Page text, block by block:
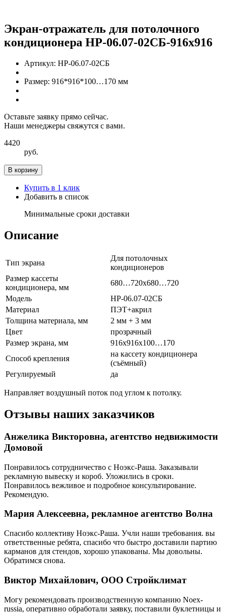
Экран-отражатель для потолочного
кондиционера НР-06.07-02СБ-916х916
Артикул: НР-06.07-02СБ
Размер: 916*916*100…170 мм
Оставьте заявку прямо сейчас.
Наши менеджеры свяжутся с вами.
4420
руб.
В корзину
Купить в 1 клик
Добавить в список
Минимальные сроки доставки
Описание
Тип экрана
Для потолочных
кондиционеров
Размер кассеты
кондиционера, мм
680…720х680…720
Модель
НР-06.07-02СБ
Материал
ПЭТ+акрил
Толщина материала, мм
2 мм + 3 мм
Цвет
прозрачный
Размер экрана, мм
916х916х100…170
Способ крепления
на кассету кондиционера
(съёмный)
Регулируемый
да
Направляет воздушный поток под углом к потолку.
Отзывы наших заказчиков
Анжелика Викторовна, агентство недвижимости
Домовой
Понравилось сотрудничество с Ноэкс-Раша. Заказывали
рекламную вывеску и короб. Уложились в сроки.
Понравилось вежливое и подробное консультирование.
Рекомендую.
Мария Алексеевна, рекламное агентство Волна
Спасибо коллективу Ноэкс-Раша. Учли наши требования. вы
ответственные ребята, спасибо что быстро доставили партию
карманов для стендов, хорошо упакованы. Мы довольны.
Обратимся снова.
Виктор Михайлович, ООО Стройклимат
Могу рекомендовать производственную компанию Noex-
russia, оперативно обработали заявку, поставили буклетницы и